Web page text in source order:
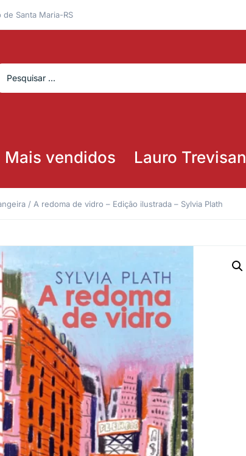
de Santa Maria-RS
Mais vendidos Lauro Trevisan
/ A redoma de vidro – Edição ilustrada – Sylvia Plath